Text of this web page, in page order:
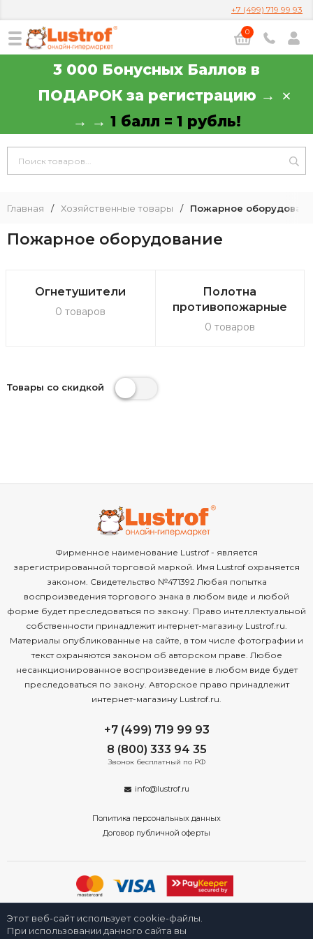
+7 (499) 719 99 93
0
3 000 Бонусных Баллов в
ПОДАРОК за регистрацию →
→ → 1 балл = 1 рубль!
Главная / Хозяйственные товары / Пожарное
Пожарное оборудование
Огнетушители
0 товаров
Полотна
противопожарные
0 товаров
Товары со скидкой
Фирменное наименование Lustrof - является
зарегистрированной торговой маркой. Имя Lustrof охраняется
законом. Свидетельство №471392 Любая попытка
воспроизведения торгового знака в любом виде и любой
форме будет преследоваться по закону. Право интеллектуальной
собственности принадлежит интернет-магазину Lustrof.ru.
Материалы опубликованные на сайте, в том числе фотографии и
текст охраняются законом об авторском праве. Любое
несанкционированное воспроизведение в любом виде будет
преследоваться по закону. Авторское право принадлежит
интернет-магазину Lustrof.ru.
+7 (499) 719 99 93
8 (800) 333 94 35
Звонок бесплатный по РФ
info@lustrof.ru
Политика персональных данных
Договор публичной оферты
2008-2026 © Интернет-магазин светильников «Люстроф» в Москве -
приборы освещения для дома и улицы от производителя с доставкой
по России. Все права защищены.
Этот веб-сайт использует cookie-файлы.
При использовании данного сайта вы